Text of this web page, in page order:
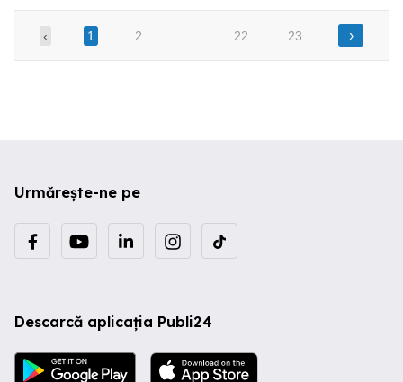
‹ 1 2 22 23 ›
Urmărește-ne pe
Descarcă aplicația Publi24